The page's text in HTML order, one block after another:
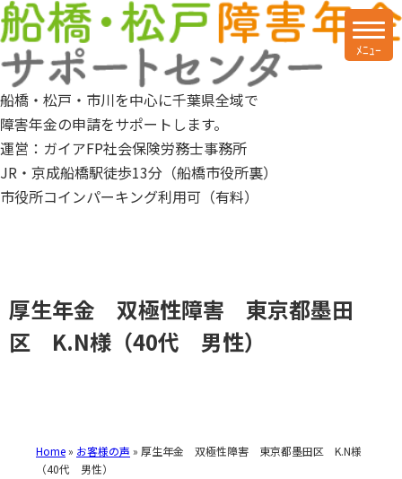
船橋・松戸・市川を中心に千葉県全域で
障害年金の申請をサポートします。
運営：ガイアFP社会保険労務士事務所
JR・京成船橋駅徒歩13分（船橋市役所裏）
市役所コインパーキング利用可（有料）
厚生年金 双極性障害 東京都墨田
区 K.N様（40代 男性）
Home » お客様の声 » 厚生年金 双極性障害 東京都墨田区 K.N様
（40代 男性）